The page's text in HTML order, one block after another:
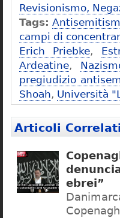
Revisionismo,
Tags:
campi di
Erich Priebke,
Ardeatine,
pregiudizio
Shoah, Università
Articoli Correlati
ebrei”